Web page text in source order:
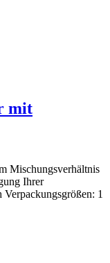
mit
Mischungsverhältnis
Ihrer
1